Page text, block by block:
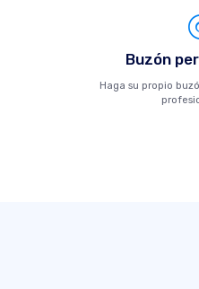
Buzón
Haga su propio